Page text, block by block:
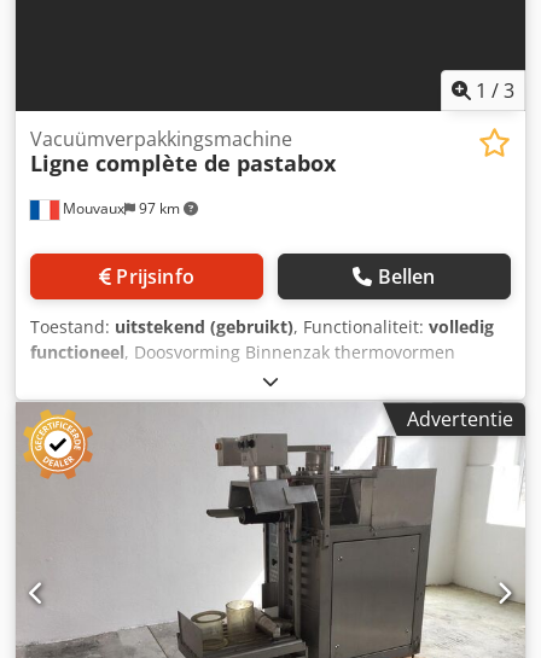
1 /3
Mouvaux 97 km
Vacuümverpakkingsmachine
Ligne complète de pastabox
Prijsinfo Bellen
Toestand: uitstekend (gebruikt), Functionaliteit: volledig
functioneel, Doosvorming Binnenzak thermovormen
Deegvulling Bovenvulling Chodpfx Aiju Ivdte Roa
Verzegelen
Advertentie